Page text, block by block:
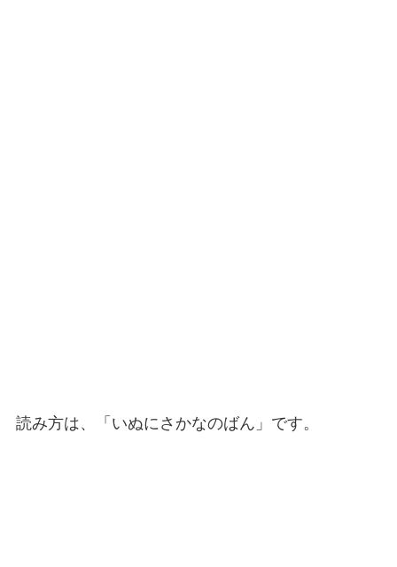
読み方は、「いぬにさかなのばん」です。